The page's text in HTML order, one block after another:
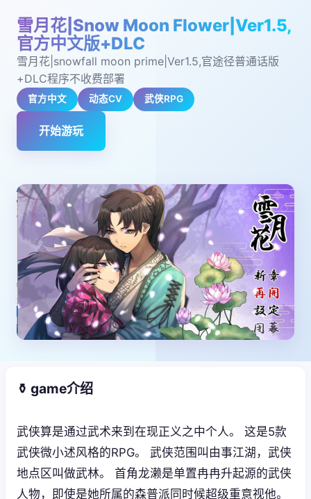
雪月花|Snow Moon Flower|Ver1.5,
官方中文版+DLC
雪月花|snowfall moon prime|Ver1.5,官途径普通话版
+DLC程序不收费部署
官方中文 动态CV 武侠RPG
开始游玩
⚱️ game介绍
武侠算是通过武术来到在现正义之中个人。 这是5款
武侠微小述风格的RPG。 武侠范围叫由事江湖，武侠
地点区叫做武林。 首角龙濑是单置冉冉升起源的武侠
人物，即使是她所属的森普派同时候超级重意视他。